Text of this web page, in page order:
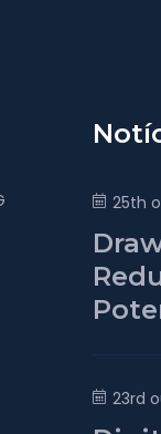
25th
23rd